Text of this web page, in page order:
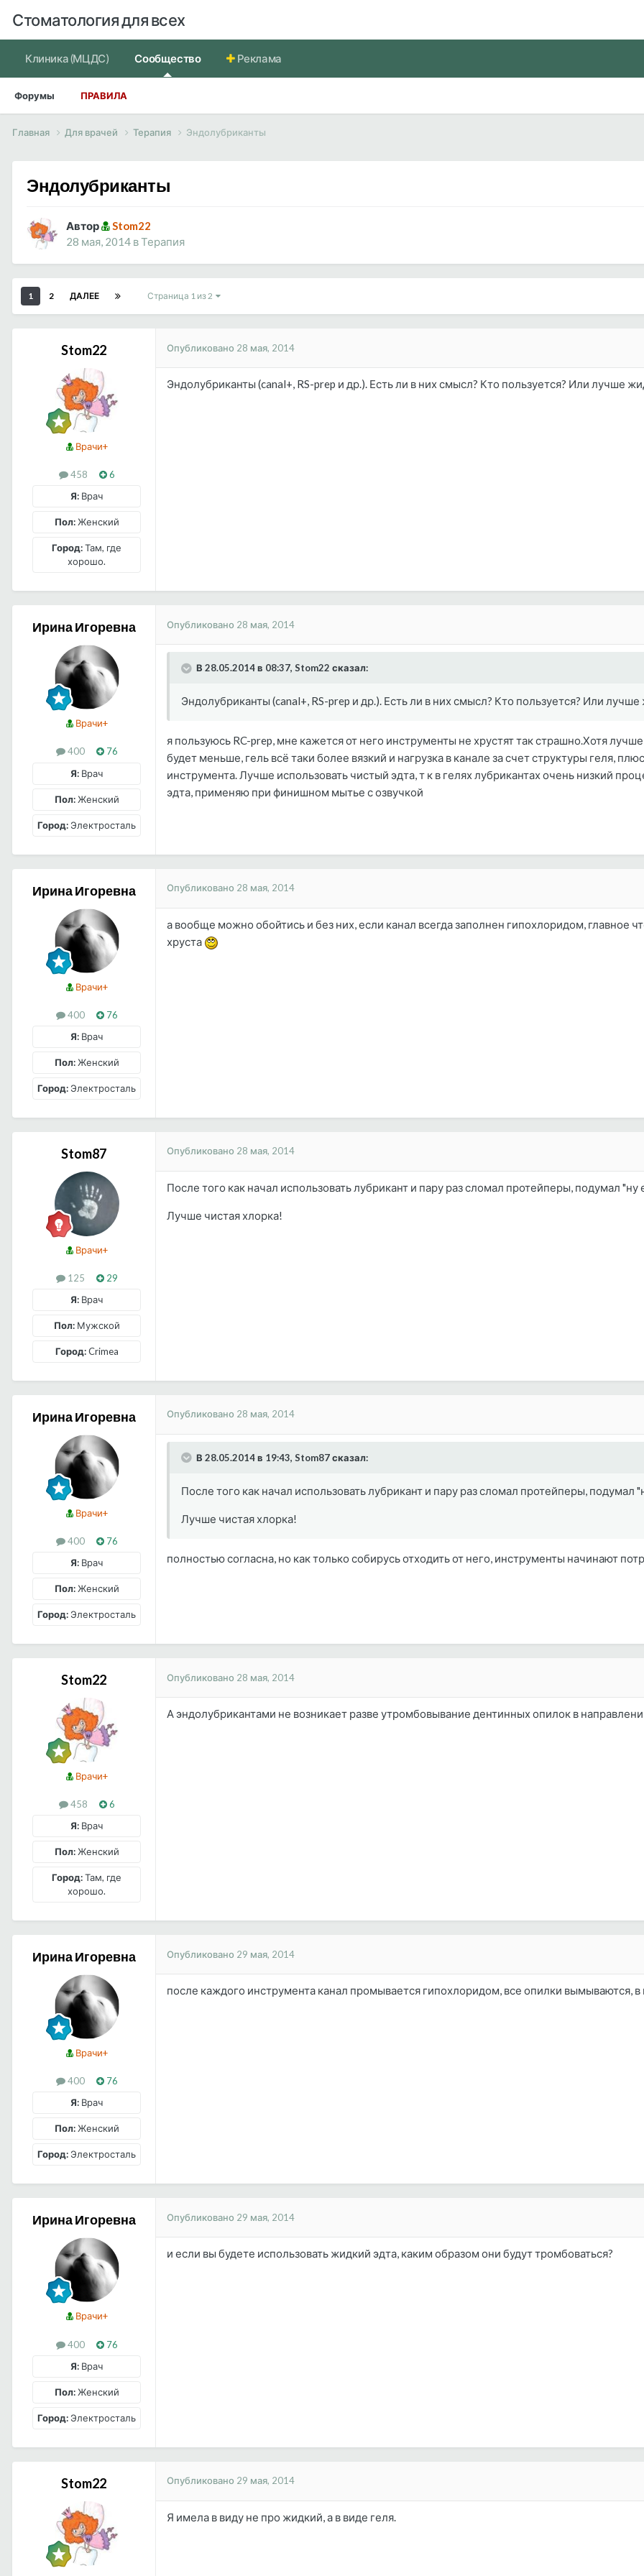
Стоматология для всех
Клиника (МЦДС) Сообщество
Форумы ПРАВИЛА
Реклама
Главная Для врачей Терапия Эндолубриканты
Эндолубриканты
Автор
Stom22
28 мая, 2014 вТерапия
1 2 ДАЛЕЕ Страница 1 из 2
Stom22
Врачи+
458
6
Я: Врач
Пол:Женский
Город:Там, где
хорошо.
Опубликовано 28 мая, 2014
Эндолубриканты (canal+, RS-prep и др.). Есть ли в них смысл? Кто пользуется? Или лучше
Ирина Игоревна
Врачи+
400
76
Я: Врач
Пол:Женский
Город: Электросталь
Опубликовано 28 мая, 2014
В 28.05.2014 в 08:37, Stom22 сказал:
Эндолубриканты (canal+, RS-prep и др.). Есть ли в них смысл? Кто пользуется? Или
я пользуюсь RC-prep, мне кажется от него инструменты не хрустят так страшно.Хотя
будет меньше, гель всё таки более вязкий и нагрузка в канале за счет структуры геля,
инструмента. Лучше использовать чистый эдта, т к в гелях лубрикантах очень низкий
эдта, применяю при финишном мытье с озвучкой
Ирина Игоревна
Врачи+
400
76
Я: Врач
Пол:Женский
Город: Электросталь
Опубликовано 28 мая, 2014
а вообще можно обойтись и без них, если канал всегда заполнен гипохлоридом, главное
хруста
Stom87
Врачи+
125
29
Я: Врач
Пол:Мужской
Город:Crimea
Опубликовано 28 мая, 2014
После того как начал использовать лубрикант и пару раз сломал протейперы, подумал "ну
Лучше чистая хлорка!
Ирина Игоревна
Врачи+
400
76
Я: Врач
Пол:Женский
Город: Электросталь
Опубликовано 28 мая, 2014
В 28.05.2014 в 19:43, Stom87 сказал:
После того как начал использовать лубрикант и пару раз сломал протейперы, подумал
Лучше чистая хлорка!
полностью согласна, но как только собирусь отходить от него, инструменты начинают
Stom22
Врачи+
458
6
Я: Врач
Пол:Женский
Город:Там, где
хорошо.
Опубликовано 28 мая, 2014
А эндолубрикантами не возникает разве утромбовывание дентинных опилок в
Ирина Игоревна
Врачи+
400
76
Я: Врач
Пол:Женский
Город: Электросталь
Опубликовано 29 мая, 2014
после каждого инструмента канал промывается гипохлоридом, все опилки вымываются,
Ирина Игоревна
Врачи+
400
76
Я: Врач
Пол:Женский
Город: Электросталь
Опубликовано 29 мая, 2014
и если вы будете использовать жидкий эдта, каким образом они будут тромбоваться?
Stom22 Опубликовано 29 мая, 2014
Я имела в виду не про жидкий, а в виде геля.